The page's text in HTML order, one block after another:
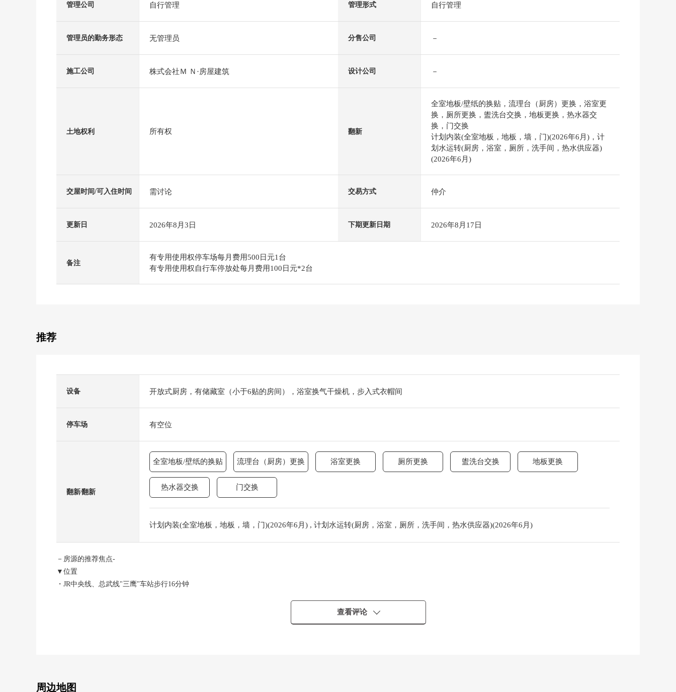
管理公司 自行管理 管理形式 自行管理
管理员的勤务形态 无管理员 分售公司 －
施工公司 株式会社Ｍ Ｎ·房屋建筑 设计公司 －
土地权利 所有权 翻新
全室地板/壁纸的换贴，流理台（厨房）更换，浴室更
换，厕所更换，盥洗台交换，地板更换，热水器交
换，门交换
计划内装(全室地板，地板，墙，门)(2026年6月)，计
划水运转(厨房，浴室，厕所，洗手间，热水供应器)
(2026年6月)
交屋时间/可入住时间 需讨论 交易方式 仲介
更新日 2026年8月3日 下期更新日期 2026年8月17日
备注
有专用使用权停车场每月费用500日元1台
有专用使用权自行车停放处每月费用100日元*2台
推荐
设备 开放式厨房，有储藏室（小于6贴的房间），浴室换气干燥机，步入式衣帽间
停车场 有空位
翻新⁄翻新
全室地板/壁纸的换贴 流理台（厨房）更换 浴室更换 厕所更换 盥洗台交换 地板更换
热水器交换 门交换
计划内装(全室地板，地板，墙，门)(2026年6月) , 计划水运转(厨房，浴室，厕所，洗手间，热水供应器)(2026年6月)
－房源的推荐焦点-
▼位置
・JR中央线、总武线"三鹰"车站步行16分钟
・超过6张塌塌米各西式房间
查看评论
周边地图